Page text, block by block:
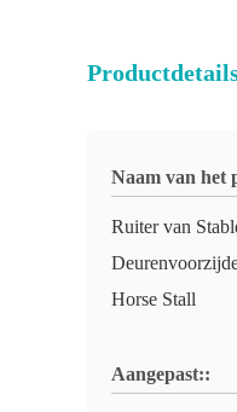
Naam van het
Ruiter van
Horse Stall
Aangepast::